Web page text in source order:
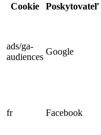
Cookie
Poskytovateľ
ads/ga-
audiences
Google
fr Facebook